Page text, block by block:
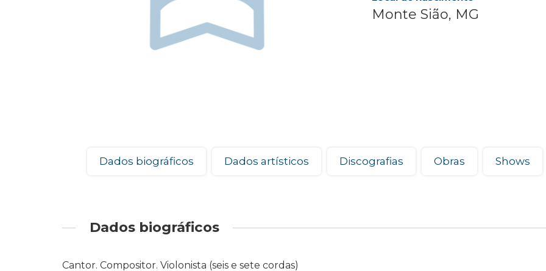
Monte Sião, MG
Dados biográficos Dados artísticos Discografias Obras Shows
Dados biográficos
Cantor. Compositor. Violonista (seis e sete cordas)